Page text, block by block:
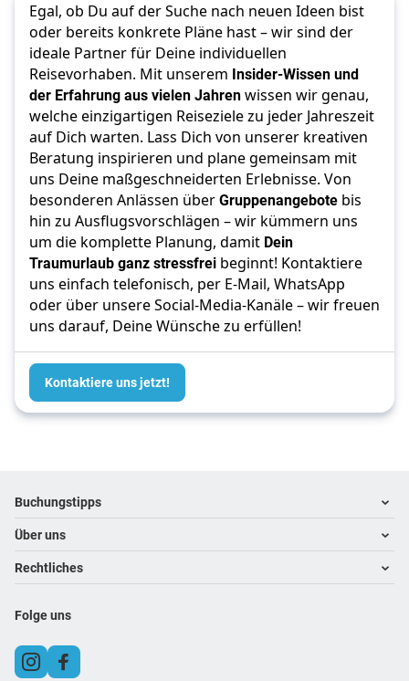
Egal, ob Du auf der Suche nach neuen Ideen bist
oder bereits konkrete Pläne hast – wir sind der
ideale Partner für Deine individuellen
Reisevorhaben. Mit unserem Insider-Wissen und
der Erfahrung aus vielen Jahrenwissen wir genau,
welche einzigartigen Reiseziele zu jeder Jahreszeit
auf Dich warten. Lass Dich von unserer kreativen
Beratung inspirieren und plane gemeinsam mit
uns Deine maßgeschneiderten Erlebnisse. Von
besonderen Anlässen überGruppenangebote bis
hin zu Ausflugsvorschlägen – wir kümmern uns
um die komplette Planung, damit Dein
Traumurlaub ganz stressfrei beginnt! Kontaktiere
uns einfach telefonisch, per E-Mail, WhatsApp
oder über unsere Social-Media-Kanäle – wir freuen
uns darauf, Deine Wünsche zu erfüllen!
Kontaktiere uns jetzt!
Footer navigation
Buchungstipps
Warum im Reisebüro buchen
Hoteltipps
Reisewelten
Über uns
Kontakt
Karriere
Rechtliches
AGB
Folge uns